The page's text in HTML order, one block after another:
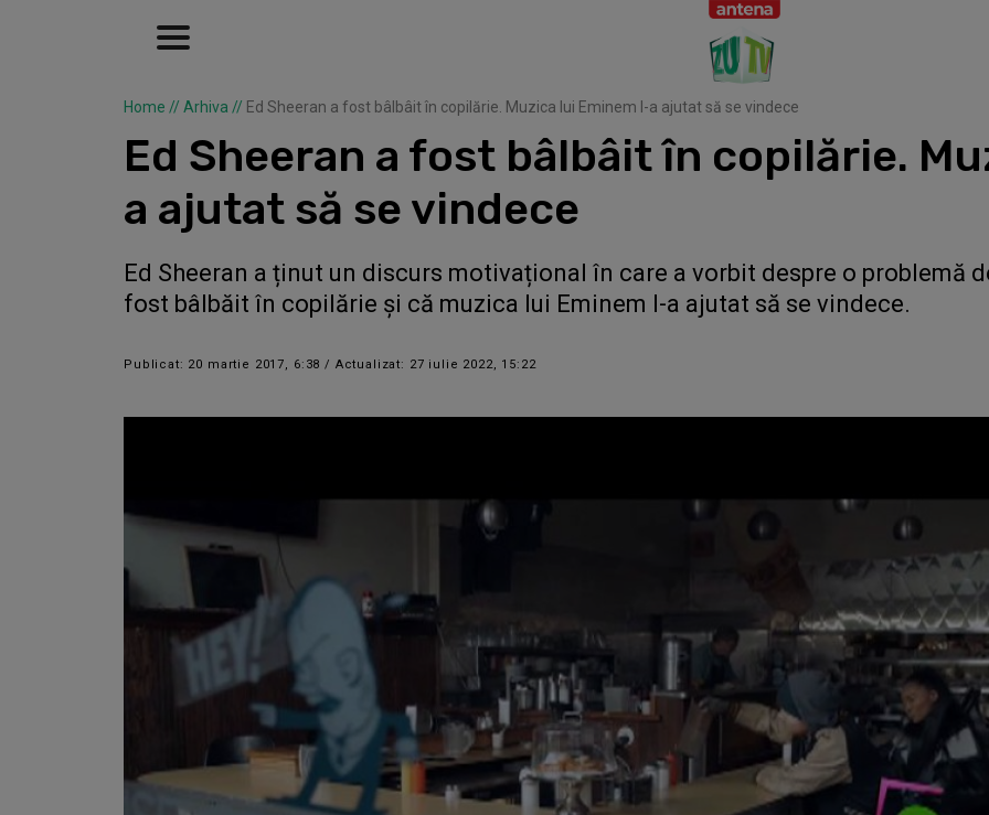
Home // Arhiva // Ed Sheeran a fost bâlbâit în copilărie. Muzica lui Eminem l-a ajutat să se vindece
Ed Sheeran a fost bâlbâit în copilărie.
a ajutat să se vindece
Ed Sheeran a ținut un discurs motivațional în care a vorbit despre o problemă
fost bâlbăit în copilărie și că muzica lui Eminem l-a ajutat să se vindece.
Publicat: 20 martie 2017, 6:38 / Actualizat: 27 iulie 2022, 15:22